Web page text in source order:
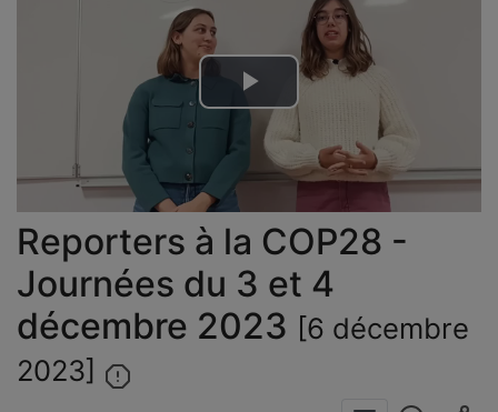
Lire
la
vidéo
Reporters à la COP28 -
Journées du 3 et 4
décembre 2023 [6 décembre
2023]